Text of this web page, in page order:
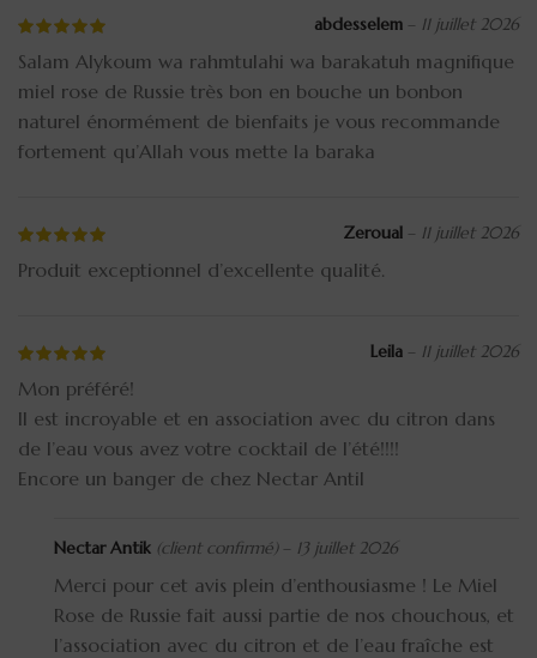
abdesselem – 11 juillet 2026
Salam Alykoum wa rahmtulahi wa barakatuh magnifique
miel rose de Russie très bon en bouche un bonbon
naturel énormément de bienfaits je vous recommande
fortement qu’Allah vous mette la baraka
Zeroual – 11 juillet 2026
Produit exceptionnel d’excellente qualité.
Leila – 11 juillet 2026
Mon préféré!
Il est incroyable et en association avec du citron dans
de l’eau vous avez votre cocktail de l’été!!!!
Encore un banger de chez Nectar Antil
Nectar Antik (client confirmé) – 13 juillet 2026
Merci pour cet avis plein d’enthousiasme ! Le Miel
Rose de Russie fait aussi partie de nos chouchous, et
l’association avec du citron et de l’eau fraîche est